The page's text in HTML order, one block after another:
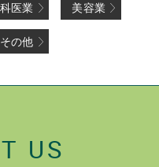
医業 美容業
その他
US